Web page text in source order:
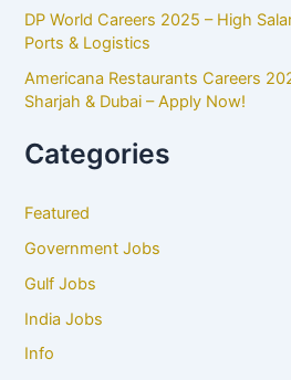
DP World Careers 2025 – High
Ports & Logistics
Americana Restaurants Careers
Sharjah & Dubai – Apply Now!
Categories
Featured
Government Jobs
Gulf Jobs
India Jobs
Info